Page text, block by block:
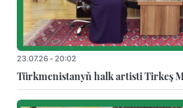
23.07.26 - 20:02
Türkmenistanyň halk artisti Tirkeş